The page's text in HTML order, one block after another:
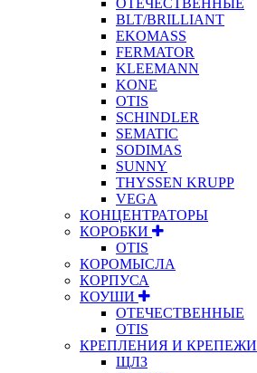
BLT/BRILLIANT
EKOMASS
FERMATOR
KLEEMANN
KONE
OTIS
SCHINDLER
SEMATIC
SODIMAS
SUNNY
THYSSEN KRUPP
VEGA
КОНЦЕНТРАТОРЫ
КОРОБКИ
OTIS
КОРОМЫСЛА
КОРПУСА
КОУШИ
ОТЕЧЕСТВЕННЫЕ
OTIS
КРЕПЛЕНИЯ И КРЕПЕЖИ
ЩЛЗ